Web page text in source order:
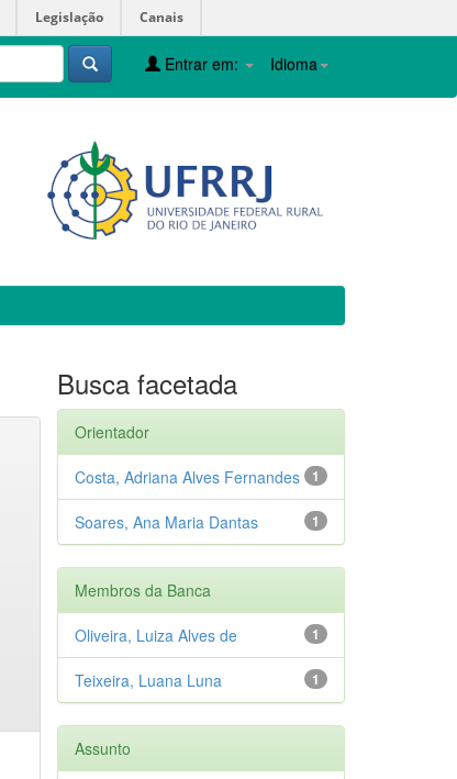
Legislação Canais
Idioma
Entrar em:
Busca facetada
Orientador
1
Costa, Adriana Alves Fernandes
1
Soares, Ana Maria Dantas
Membros da Banca
1
Oliveira, Luiza Alves de
1
Teixeira, Luana Luna
Assunto